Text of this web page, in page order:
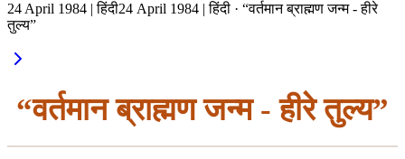
24 April 1984 | हिंदी24 April 1984 | हिंदी · “वर्तमान ब्राह्मण जन्म - हीरे
तुल्य”
“वर्तमान ब्राह्मण जन्म - हीरे तुल्य”